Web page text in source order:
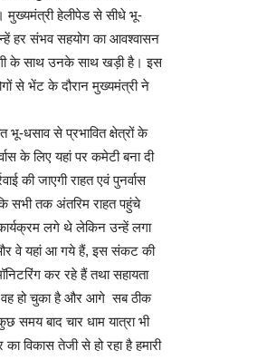
मुख्यमंत्री हेलीपेड से सीधे भू-
हर संभव सहयोग का आवश्वासन
के साथ उनके साथ खड़ी है। इस
से भेंट के दौरान मुख्यमंत्री ने
भू-धसाव से प्रभावित क्षेत्रों के
के लिए यहां पर कमेटी बना दी
की जाएगी राहत एवं पुनर्वास
सभी तक अंतरिम राहत पहुंचे
लगे थे लेकिन उन्हें लगा
और वे यहां आ गये हैं, इस संकट की
कर रहे हैं तथा सहायता
वह हो चुका है और आगे सब ठीक
समय बाद चार धाम यात्रा भी
विकास तेजी से हो रहा है हमारी